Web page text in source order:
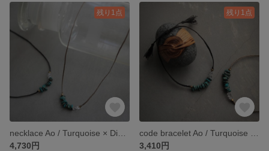
残り1点
4,730円
残り1点
3,410円